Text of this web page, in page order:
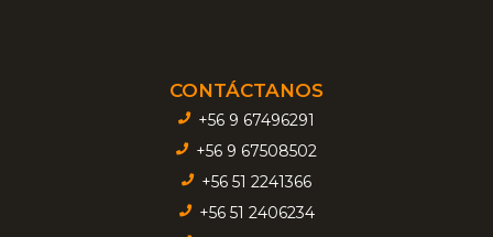
CONTÁCTANOS
+56 9 67496291
+56 9 67508502
+56 51 2241366
+56 51 2406234